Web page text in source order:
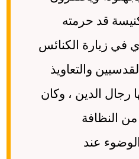
قد حرمته
في زيارة الكنائس
والتعاويذ
رجال الدين ، وكان
من النظافة
عند